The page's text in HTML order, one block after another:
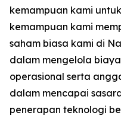
kemampuan kami
kemampuan kami
saham biasa kami di
dalam mengelola
operasional serta
dalam mencapai
penerapan teknologi